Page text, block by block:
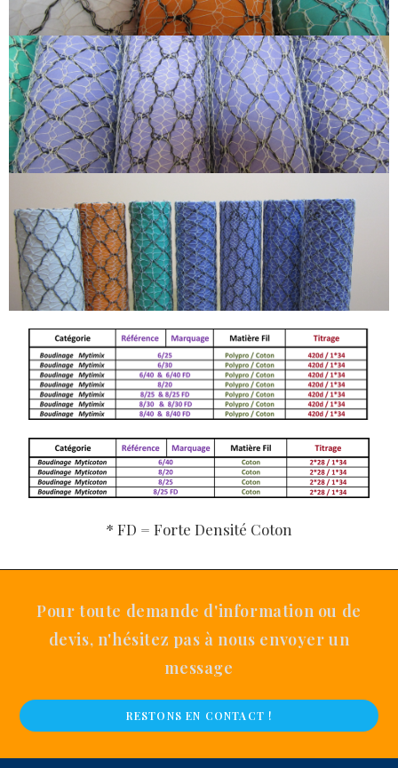
* FD = Forte Densité Coton
Pour toute demande d'information ou de
devis, n'hésitez pas à nous envoyer un
message
RESTONS EN CONTACT !